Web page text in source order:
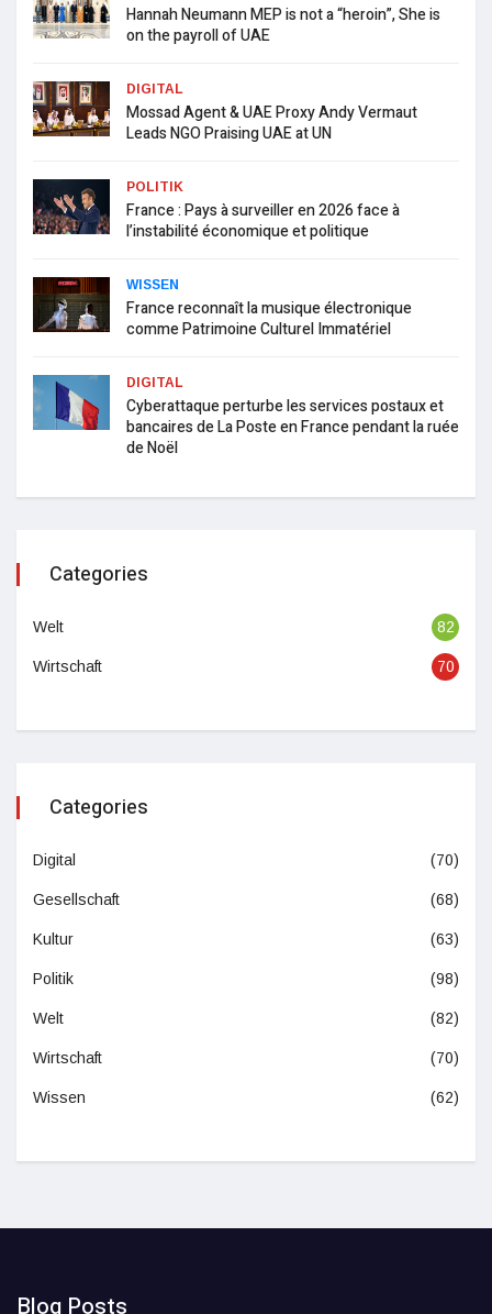
Hannah Neumann MEP is not a “heroin”, She is
on the payroll of UAE
DIGITAL
Mossad Agent & UAE Proxy Andy Vermaut
Leads NGO Praising UAE at UN
POLITIK
France : Pays à surveiller en 2026 face à
l’instabilité économique et politique
WISSEN
France reconnaît la musique électronique
comme Patrimoine Culturel Immatériel
DIGITAL
Cyberattaque perturbe les services postaux et
bancaires de La Poste en France pendant la ruée
de Noël
Categories
Welt 82
Wirtschaft 70
Categories
Digital (70)
Gesellschaft (68)
Kultur (63)
Politik (98)
Welt (82)
Wirtschaft (70)
Wissen (62)
Blog Posts